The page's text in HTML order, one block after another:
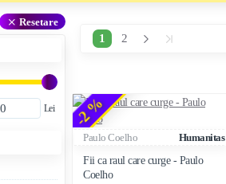
Resetare
Lei
1 2
-2 %
Paulo Coelho
Humanitas
Fii ca raul care curge - Paulo
Coelho